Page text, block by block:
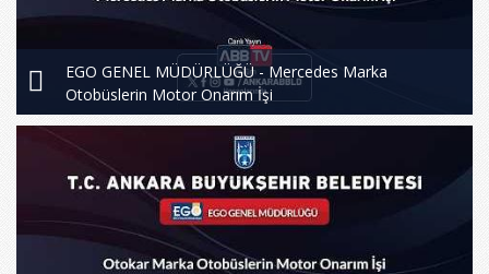
EGO GENEL MÜDÜRLÜĞÜ - Mercedes Marka
Otobüslerin Motor Onarım İşi